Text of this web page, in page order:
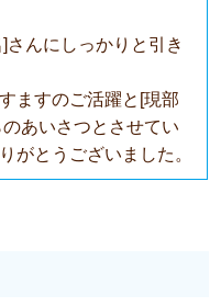
んにしっかりと引き
ますのご活躍と[現部
あいさつとさせてい
がとうございました。